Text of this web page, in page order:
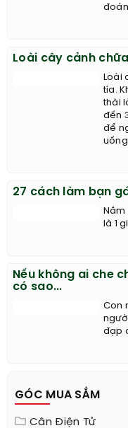
Loài cây cảnh
Loài
tía.
thài
đến
để
27 cách làm bạn
là 1
Nếu không ai che
có sao...
Con
đạp
GÓC MUA SẮM
Cân Điện Tử